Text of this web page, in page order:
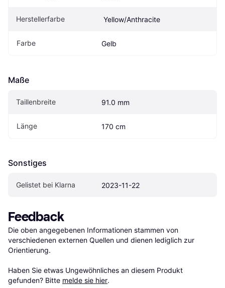
Herstellerfarbe Yellow/Anthracite
Farbe Gelb
Maße
Taillenbreite 91.0 mm
Länge 170 cm
Sonstiges
Gelistet bei Klarna 2023-11-22
Feedback
Die oben angegebenen Informationen stammen von
verschiedenen externen Quellen und dienen lediglich zur
Orientierung.
Haben Sie etwas Ungewöhnliches an diesem Produkt
gefunden? Bitte melde sie hier.